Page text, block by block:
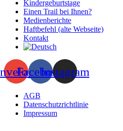
Kindergeburtstage
Einen Trail bei Ihnen?
Medienberichte
Haftbefehl (alte Webseite)
Kontakt
FacebookInstagram
AGB
Datenschutzrichtlinie
Impressum